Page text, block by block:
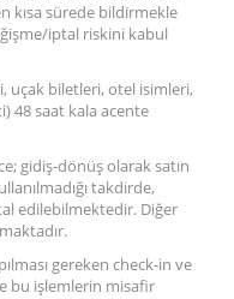
kısa sürede bildirmekle
iptal riskini kabul
uçak biletleri, otel isimleri,
48 saat kala acente
gidiş-dönüş olarak satın
takdirde,
edilebilmektedir. Diğer
gereken check-in ve
bu işlemlerin misafir